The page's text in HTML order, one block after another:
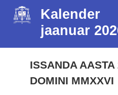
Kalender
jaanuar
ISSANDA
DOMINI MMXXVI